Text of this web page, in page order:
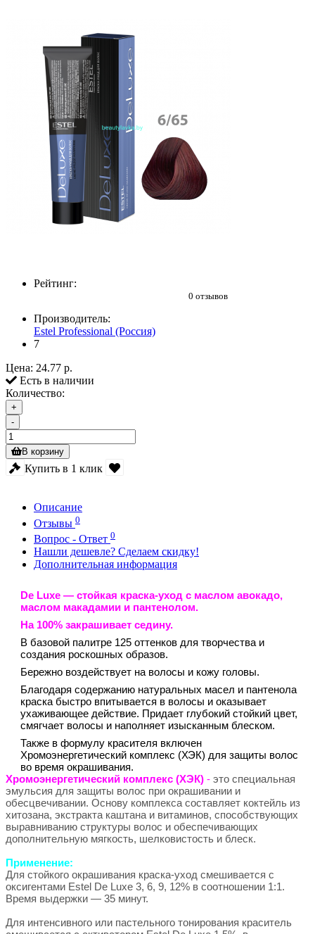
Рейтинг:
0 отзывов
Производитель:
Estel Professional (Россия)
7
Цена: 24.77 р.
Есть в наличии
Количество:
+
-
В корзину
Купить в 1 клик
Описание
Отзывы 0
Вопрос - Ответ 0
Нашли дешевле? Сделаем скидку!
Дополнительная информация
De Luxe — стойкая краска-уход с маслом авокадо,
маслом макадамии и пантенолом.
На 100% закрашивает седину.
В базовой палитре 125 оттенков для творчества и
создания роскошных образов.
Бережно воздействует на волосы и кожу головы.
Благодаря содержанию натуральных масел и пантенола
краска быстро впитывается в волосы и оказывает
ухаживающее действие. Придает глубокий стойкий цвет,
смягчает волосы и наполняет изысканным блеском.
Также в формулу красителя включен
Хромоэнергетический комплекс (ХЭК) для защиты волос
во время окрашивания.
Хромоэнергетический комплекс (ХЭК) - это специальная
эмульсия для защиты волос при окрашивании и
обесцвечивании. Основу комплекса составляет коктейль из
хитозана, экстракта каштана и витаминов, способствующих
выравниванию структуры волос и обеспечивающих
дополнительную мягкость, шелковистость и блеск.
Применение:
Для стойкого окрашивания краска-уход смешивается с
оксигентами Estel De Luxe 3, 6, 9, 12% в соотношении 1:1.
Время выдержки — 35 минут.
Для интенсивного или пастельного тонирования краситель